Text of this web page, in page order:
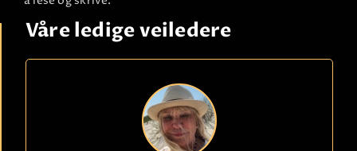
Våre ledige veiledere